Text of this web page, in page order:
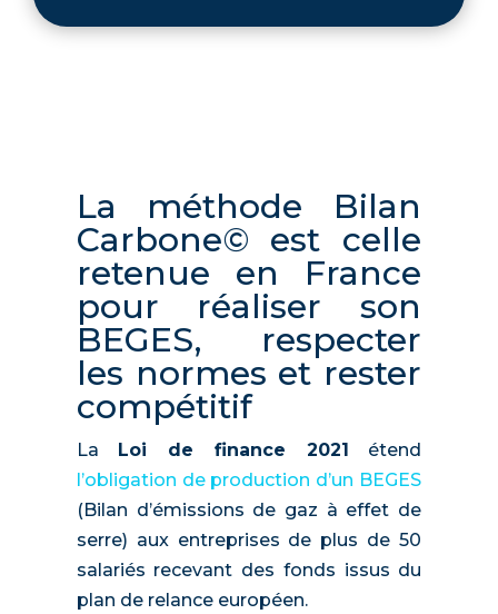
La méthode Bilan
Carbone© est celle
retenue en France
pour réaliser son
BEGES, respecter
les normes et rester
compétitif
La Loi de finance 2021 étend
l’obligation de production d’un BEGES
(Bilan d’émissions de gaz à effet de
serre) aux entreprises de plus de 50
salariés recevant des fonds issus du
plan de relance européen.